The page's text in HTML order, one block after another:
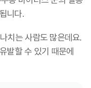
니다.
치는 사람도 많은데요.
발할 수 있기 때문에